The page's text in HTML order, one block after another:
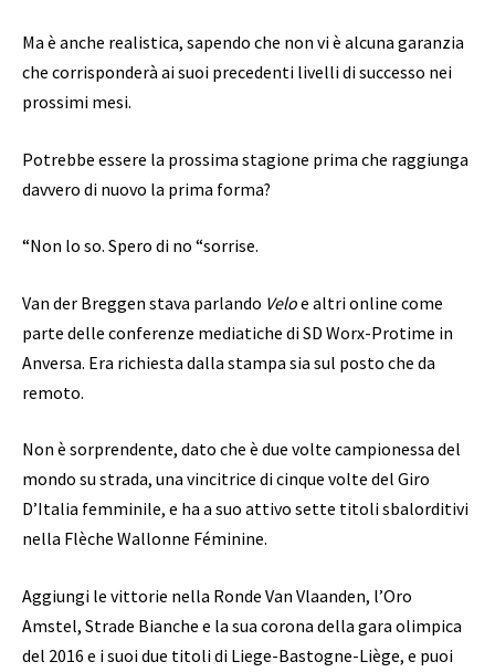
Ma è anche realistica, sapendo che non vi è alcuna garanzia
che corrisponderà ai suoi precedenti livelli di successo nei
prossimi mesi.
Potrebbe essere la prossima stagione prima che raggiunga
davvero di nuovo la prima forma?
“Non lo so. Spero di no “sorrise.
Van der Breggen stava parlando Veloe altri online come
parte delle conferenze mediatiche di SD Worx-Protime in
Anversa. Era richiesta dalla stampa sia sul posto che da
remoto.
Non è sorprendente, dato che è due volte campionessa del
mondo su strada, una vincitrice di cinque volte del Giro
D’Italia femminile, e ha a suo attivo sette titoli sbalorditivi
nella Flèche Wallonne Féminine.
Aggiungi le vittorie nella Ronde Van Vlaanden, l’Oro
Amstel, Strade Bianche e la sua corona della gara olimpica
del 2016 e i suoi due titoli di Liege-Bastogne-Liège, e puoi